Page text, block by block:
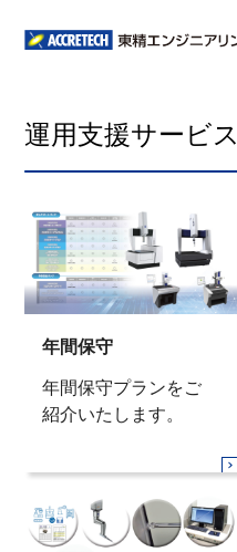
運用支援サービス
年間保守
年間保守プランをご
紹介いたします。